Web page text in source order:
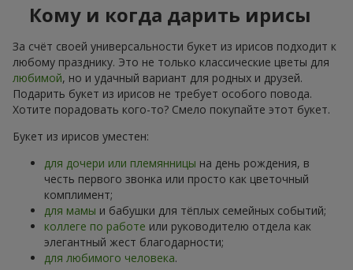
Кому и когда дарить ирисы
За счёт своей универсальности букет из ирисов подходит к
любому празднику. Это не только классические цветы для
любимой, но и удачный вариант для родных и друзей.
Подарить букет из ирисов не требует особого повода.
Хотите порадовать кого-то? Смело покупайте этот букет.
Букет из ирисов уместен:
для дочери или племянницы на день рождения, в
честь первого звонка или просто как цветочный
комплимент;
для мамы и бабушки для тёплых семейных событий;
коллеге по работе или руководителю отдела как
элегантный жест благодарности;
для любимого человека.